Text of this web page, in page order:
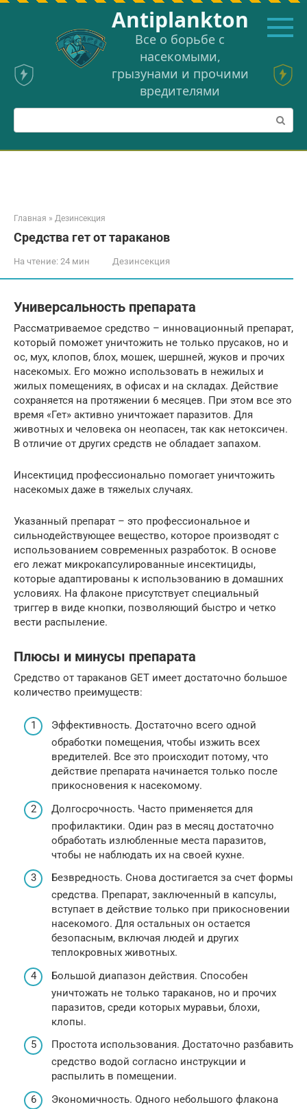
Перейти
Аntiplankton
Все о борьбе с
насекомыми,
грызунами и прочими
вредителями
Поиск:
Главная » Дезинсекция
Средства гет от тараканов
На чтение: 24 мин Дезинсекция
Универсальность препарата
Рассматриваемое средство – инновационный препарат,
который поможет уничтожить не только прусаков, но и
ос, мух, клопов, блох, мошек, шершней, жуков и прочих
насекомых. Его можно использовать в нежилых и
жилых помещениях, в офисах и на складах. Действие
сохраняется на протяжении 6 месяцев. При этом все это
время «Гет» активно уничтожает паразитов. Для
животных и человека он неопасен, так как нетоксичен.
В отличие от других средств не обладает запахом.
Инсектицид профессионально помогает уничтожить
насекомых даже в тяжелых случаях.
Указанный препарат – это профессиональное и
сильнодействующее вещество, которое производят с
использованием современных разработок. В основе
его лежат микрокапсулированные инсектициды,
которые адаптированы к использованию в домашних
условиях. На флаконе присутствует специальный
триггер в виде кнопки, позволяющий быстро и четко
вести распыление.
Плюсы и минусы препарата
Средство от тараканов GET имеет достаточно большое
количество преимуществ:
Эффективность. Достаточно всего одной
обработки помещения, чтобы изжить всех
вредителей. Все это происходит потому, что
действие препарата начинается только после
прикосновения к насекомому.
Долгосрочность. Часто применяется для
профилактики. Один раз в месяц достаточно
обработать излюбленные места паразитов,
чтобы не наблюдать их на своей кухне.
Безвредность. Снова достигается за счет формы
средства. Препарат, заключенный в капсулы,
вступает в действие только при прикосновении
насекомого. Для остальных он остается
безопасным, включая людей и других
теплокровных животных.
Большой диапазон действия. Способен
уничтожать не только тараканов, но и прочих
паразитов, среди которых муравьи, блохи,
клопы.
Простота использования. Достаточно разбавить
средство водой согласно инструкции и
распылить в помещении.
Экономичность. Одного небольшого флакона